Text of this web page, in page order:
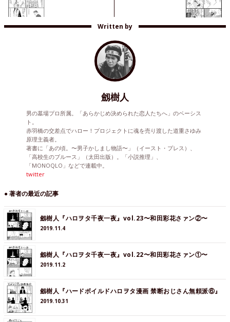
Written by
劔樹人
男の墓場プロ所属。「あらかじめ決められた恋人たちへ」のベーシス
ト。
赤羽橋の交差点でハロー！プロジェクトに魂を売り渡した道重さゆみ
原理主義者。
著書に「あの頃。〜男子かしまし物語〜」（イースト・プレス）、
「高校生のブルース」（太田出版）。「小説推理」、
「MONOQLO」などで連載中。
twitter
● 著者の最近の記事
劔樹人『ハロヲタ千夜一夜』vol.23〜和田彩花さァン②〜
2019.11.4
劔樹人『ハロヲタ千夜一夜』vol.22〜和田彩花さァン①〜
2019.11.2
劔樹人『ハードボイルドハロヲタ漫画 禁断おじさん無頼派⑥』
2019.10.31